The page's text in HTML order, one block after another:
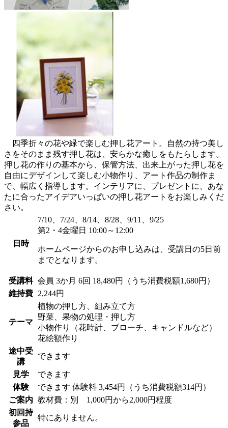
四季折々の花や緑で楽しむ押し花アート。自然の持つ美し
さをそのまま残す押し花は、安らかな癒しをもたらします。
押し花の作りの基本から、保管方法、出来上がった押し花を
自由にデザインして楽しむ小物作り、アート作品の制作ま
で、幅広く指導します。インテリアに、プレゼントに、あな
たに合ったアイデアいっぱいの押し花アートをお楽しみくだ
さい。
日時
7/10、7/24、8/14、8/28、9/11、9/25
第2・4金曜日 10:00～12:00
ホームページからのお申し込みは、受講日の5日前
までとなります。
受講料 会員 3か月 6回 18,480円（うち消費税額1,680円）
維持費
2,244円
テーマ
植物の押し方、組み立て方
野菜、果物の処理・押し方
小物作り（花時計、ブローチ、キャンドルなど）
花絵額作り
途中受
講
できます
見学
できます
体験
できます 体験料 3,454円（うち消費税額314円）
ご案内 教材費：別 1,000円から2,000円程度
初回持
参品
特にありません。